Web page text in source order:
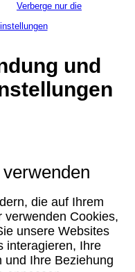
Verberge nur die
und
die auf Ihrem
verwenden Cookies,
unsere Websites
interagieren, Ihre
und Ihre Beziehung